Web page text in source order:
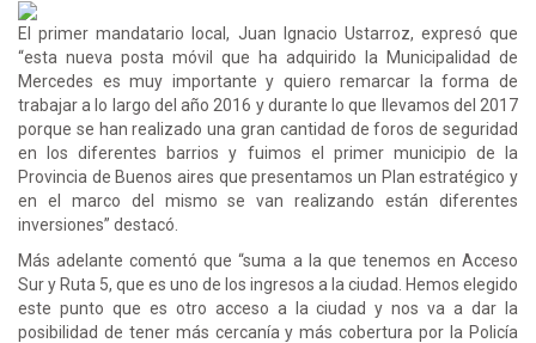
El primer mandatario local, Juan Ignacio Ustarroz, expresó que
“esta nueva posta móvil que ha adquirido la Municipalidad de
Mercedes es muy importante y quiero remarcar la forma de
trabajar a lo largo del año 2016 y durante lo que llevamos del 2017
porque se han realizado una gran cantidad de foros de seguridad
en los diferentes barrios y fuimos el primer municipio de la
Provincia de Buenos aires que presentamos un Plan estratégico y
en el marco del mismo se van realizando están diferentes
inversiones” destacó.
Más adelante comentó que “suma a la que tenemos en Acceso
Sur y Ruta 5, que es uno de los ingresos a la ciudad. Hemos elegido
este punto que es otro acceso a la ciudad y nos va a dar la
posibilidad de tener más cercanía y más cobertura por la Policía